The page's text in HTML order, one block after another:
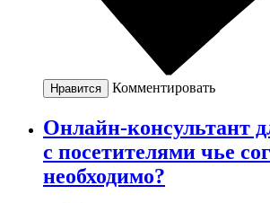
Нравится Комментировать
Онлайн-консультант
с посетителями чье
необходимо?